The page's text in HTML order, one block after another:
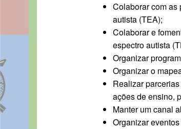
Colaborar com
autista (TEA);
Colaborar e
espectro autista
Organizar
Organizar o
Realizar
ações de ensino,
Manter um canal
Organizar